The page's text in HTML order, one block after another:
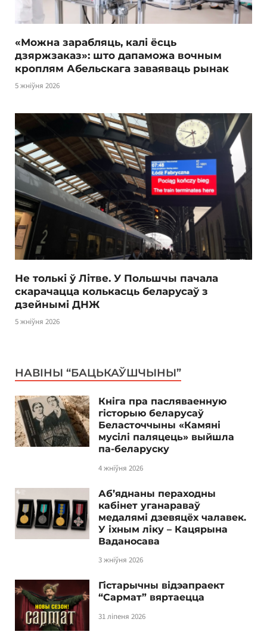
«Можна зарабляць, калі ёсць
дзяржзаказ»: што дапаможа вочным
кроплям Абельскага заваяваць рынак
5 жніўня 2026
Не толькі ў Літве. У Польшчы пачала
скарачацца колькасць беларусаў з
дзейнымі ДНЖ
5 жніўня 2026
НАВІНЫ “БАЦЬКАЎШЧЫНЫ”
Кніга пра пасляваенную
гісторыю беларусаў
Беласточчыны «Камяні
мусілі паляцець» выйшла
па-беларуску
4 жніўня 2026
Аб’яднаны пераходны
кабінет уганараваў
медалямі дзевяцёх чалавек.
У іхным ліку – Кацярына
Ваданосава
3 жніўня 2026
Гістарычны відэапраект
“Сармат” вяртаецца
31 ліпеня 2026